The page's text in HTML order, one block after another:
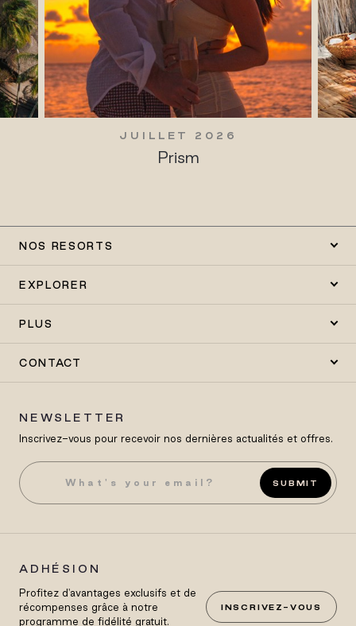
JUILLET 2026
Prism
NOS RESORTS
EXPLORER
PLUS
CONTACT
NEWSLETTER
Inscrivez-vous pour recevoir nos dernières actualités et offres.
SUBMIT
ADHÉSION
Profitez d'avantages exclusifs et de
récompenses grâce à notre
programme de fidélité gratuit.
INSCRIVEZ-VOUS